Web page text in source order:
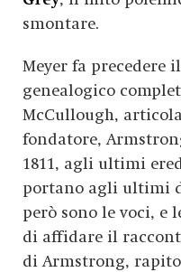
smontare.
Meyer fa precedere
genealogico
McCullough,
fondatore,
1811, agli ultimi
portano agli ultimi
però sono le voci, e
di affidare il
di Armstrong,